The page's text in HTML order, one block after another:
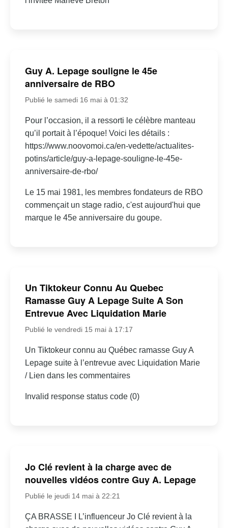
Guy A. Lepage souligne le 45e
anniversaire de RBO
Publié le samedi 16 mai à 01:32
Pour l’occasion, il a ressorti le célèbre manteau
qu’il portait à l’époque! Voici les détails :
https://www.noovomoi.ca/en-vedette/actualites-
potins/article/guy-a-lepage-souligne-le-45e-
anniversaire-de-rbo/
Le 15 mai 1981, les membres fondateurs de RBO
commençait un stage radio, c'est aujourd'hui que
marque le 45e anniversaire du goupe.
Un Tiktokeur Connu Au Quebec
Ramasse Guy A Lepage Suite A Son
Entrevue Avec Liquidation Marie
Publié le vendredi 15 mai à 17:17
Un Tiktokeur connu au Québec ramasse Guy A
Lepage suite à l’entrevue avec Liquidation Marie
/ Lien dans les commentaires
Invalid response status code (0)
Jo Clé revient à la charge avec de
nouvelles vidéos contre Guy A. Lepage
Publié le jeudi 14 mai à 22:21
ÇA BRASSE I L’influenceur Jo Clé revient à la